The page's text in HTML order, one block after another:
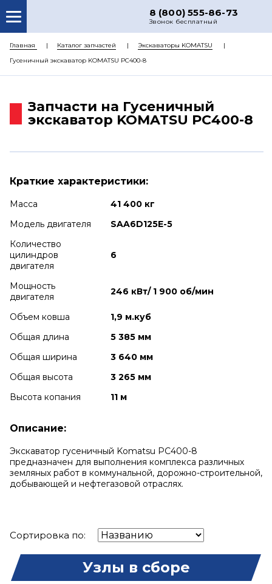
8 (800) 555-86-73
Звонок бесплатный
О НАС
КАТАЛОГ ЗАПЧАСТЕЙ
ДОСТАВКА
Главная Каталог запчастей
Экскаваторы KOMATSU
Гусеничный экскаватор KOMATSU PC400-8
Запчасти на Гусеничный
экскаватор KOMATSU PC400-8
Краткие характеристики:
Масса
41 400 кг
Модель двигателя
SAA6D125E-5
Количество
цилиндров
двигателя
6
Мощность
двигателя
246 кВт/ 1 900 об/мин
Объем ковша
1,9 м.куб
Общая длина
5 385 мм
Общая ширина
3 640 мм
Общая высота
3 265 мм
Высота копания
11 м
Описание:
Экскаватор гусеничный Komatsu PC400-8
предназначен для выполнения комплекса различных
земляных работ в коммунальной, дорожно-строительной,
добывающей и нефтегазовой отраслях.
Сортировка по:
Узлы в сборе